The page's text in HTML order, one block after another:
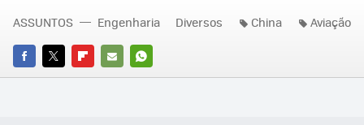
FACEBOOK
TWITTERFLIPBOARD
E-
WHATSAPP
ASSUNTOS Engenharia Diversos China Aviação